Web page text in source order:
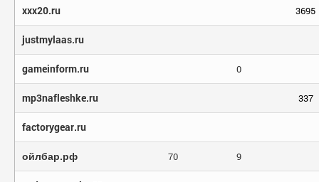
xxx20.ru 3695
justmylaas.ru
gameinform.ru 0
mp3nafleshke.ru 337
factorygear.ru
ойлбар.рф 70 9